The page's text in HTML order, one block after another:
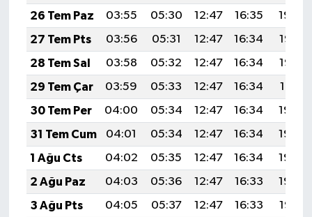
26 Tem Paz
03:55 05:30 12:47 16:35
19:54
27 Tem Pts
03:56 05:31 12:47 16:34
19:53
28 Tem Sal
03:58 05:32 12:47 16:34
19:52
29 Tem Çar
03:59 05:33 12:47 16:34
19:51
30 Tem Per
04:00 05:34 12:47 16:34
19:50
31 Tem Cum
04:01 05:34 12:47 16:34
19:49
1 Ağu Cts
04:02 05:35 12:47 16:34
19:49
2 Ağu Paz
04:03 05:36 12:47 16:33
19:48
3 Ağu Pts
04:05 05:37 12:47 16:33
19:47